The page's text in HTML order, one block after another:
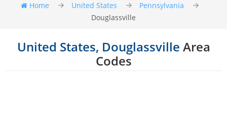
Home United States
Pennsylvania
Douglassville
United States, Douglassville Area
Codes